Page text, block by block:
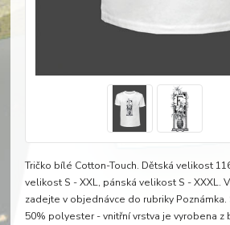
Tričko bílé Cotton-Touch. Dětská velikost
velikost S - XXL, pánská velikost S - XXXL.
zadejte v objednávce do rubriky Poznámka.
50% polyester - vnitřní vrstva je vyrobena z